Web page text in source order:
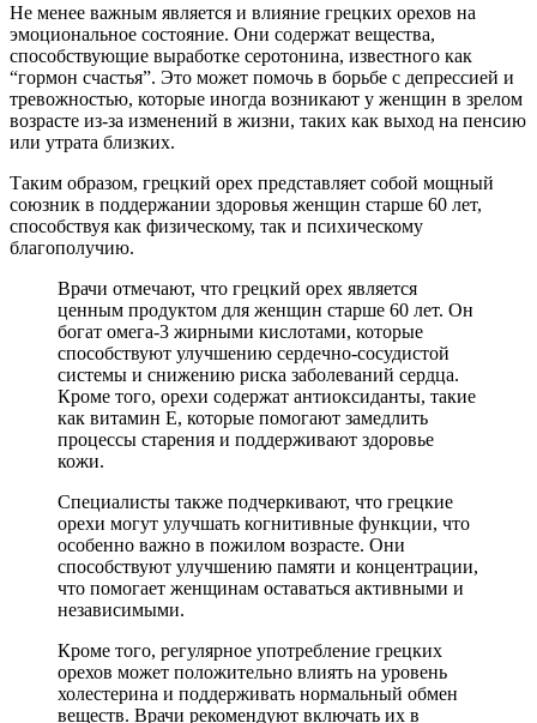
Не менее важным является и влияние грецких орехов на
эмоциональное состояние. Они содержат вещества,
способствующие выработке серотонина, известного как
“гормон счастья”. Это может помочь в борьбе с депрессией и
тревожностью, которые иногда возникают у женщин в зрелом
возрасте из-за изменений в жизни, таких как выход на пенсию
или утрата близких.
Таким образом, грецкий орех представляет собой мощный
союзник в поддержании здоровья женщин старше 60 лет,
способствуя как физическому, так и психическому
благополучию.
Врачи отмечают, что грецкий орех является
ценным продуктом для женщин старше 60 лет. Он
богат омега-3 жирными кислотами, которые
способствуют улучшению сердечно-сосудистой
системы и снижению риска заболеваний сердца.
Кроме того, орехи содержат антиоксиданты, такие
как витамин E, которые помогают замедлить
процессы старения и поддерживают здоровье
кожи.
Специалисты также подчеркивают, что грецкие
орехи могут улучшать когнитивные функции, что
особенно важно в пожилом возрасте. Они
способствуют улучшению памяти и концентрации,
что помогает женщинам оставаться активными и
независимыми.
Кроме того, регулярное употребление грецких
орехов может положительно влиять на уровень
холестерина и поддерживать нормальный обмен
веществ. Врачи рекомендуют включать их в